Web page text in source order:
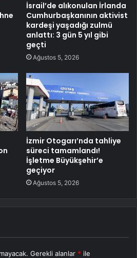
İsrail’de alıkonulan İrlanda
Cumhurbaşkanının aktivist
kardeşi yaşadığı zulmü
anlattı: 3 gün 5 yıl gibi
geçti
Ağustos 5, 2026
İzmir Otogarı’nda tahliye
süreci tamamlandı!
İşletme Büyükşehir’e
geçiyor
Ağustos 5, 2026
Gerekli alanlar * ile